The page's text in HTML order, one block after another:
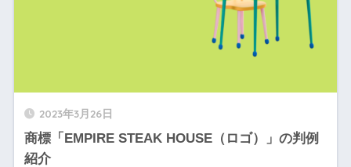
2023年3月26日
商標「EMPIRE STEAK HOUSE（ロゴ）」の判例
紹介